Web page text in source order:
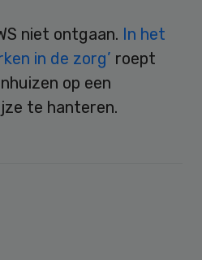
niet ontgaan. In het
in de zorg’ roept
op een
te hanteren.